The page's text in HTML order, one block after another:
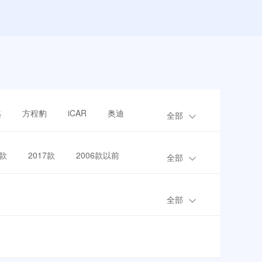
方程豹 iCAR 奥迪 全部
2017款 2006款以前 全部
全部